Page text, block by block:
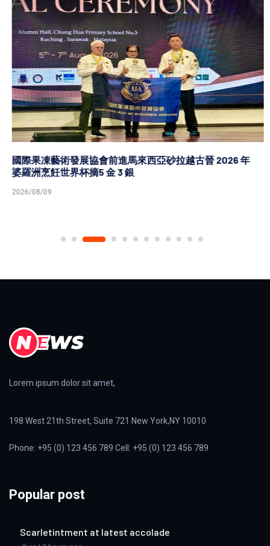
國際果凍藝術發展協會前進馬來西亞砂拉越古晉 2026 年
婆羅洲烹飪世界杯摘5 金 3 銀
2026/08/09
Lorem ipsum dolor sit amet,
198 West 21th Street, Suite 721 New York,NY 10010
Phone: +95 (0) 123 456 789 Cell: +95 (0) 123 456 789
Popular post
Scarletintment at latest accolade